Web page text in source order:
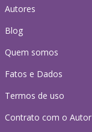
Autores
Blog
Quem somos
Fatos e Dados
Termos de uso
Contrato com o Autor